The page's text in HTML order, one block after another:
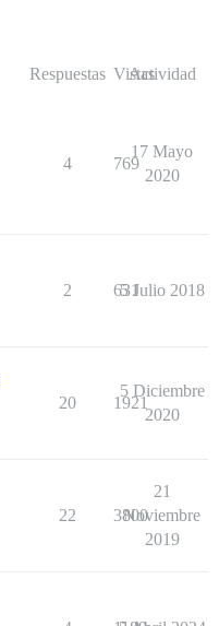
Respuestas Vistas
Actividad
4 769
17 Mayo
2020
2 631
5 Julio 2018
20 1921
5 Diciembre
2020
22 3800
21
Noviembre
2019